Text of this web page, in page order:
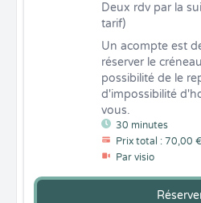
30 minutes
Prix total : 70,00 €
Par visio
Un acompte est
réserver le
possibilité de le
d'impossibilité
vous.
Deux rdv par la
tarif)